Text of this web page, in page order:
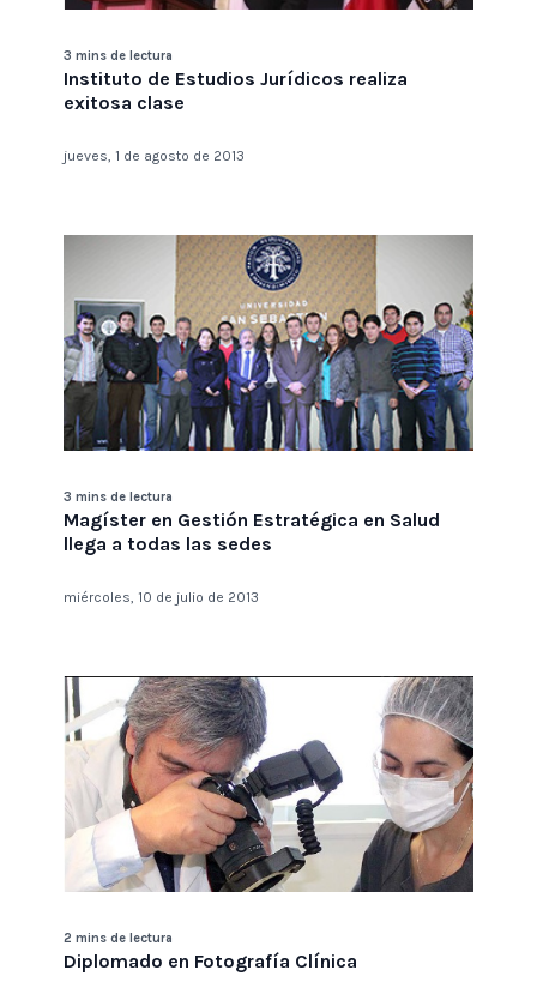
3 mins de lectura
Instituto de Estudios Jurídicos realiza
exitosa clase
jueves, 1 de agosto de 2013
3 mins de lectura
Magíster en Gestión Estratégica en Salud
llega a todas las sedes
miércoles, 10 de julio de 2013
2 mins de lectura
Diplomado en Fotografía Clínica